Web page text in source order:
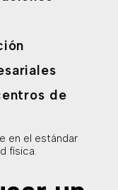
de
en el estándar
física.